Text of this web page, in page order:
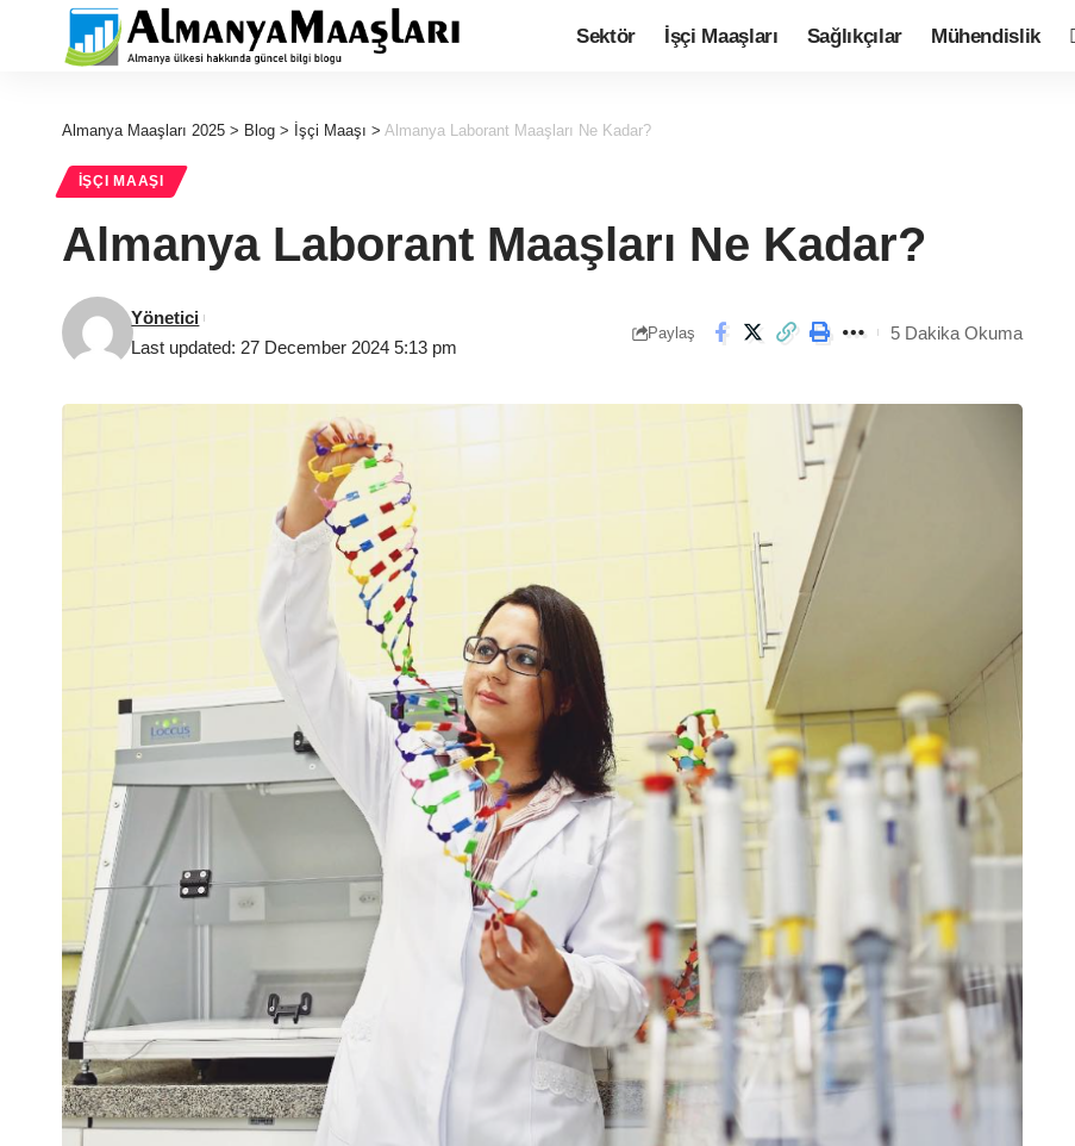
Sektör İşçi Maaşları Sağlıkçılar Mühendislik
Almanya Maaşları 2025 > Blog > İşçi Maaşı > Almanya Laborant Maaşları Ne Kadar?
İŞÇI MAAŞI
Almanya Laborant Maaşları Ne Kadar?
Last updated: 27 December 2024 5:13 pm
Yönetici
Paylaş 5 Dakika Okuma